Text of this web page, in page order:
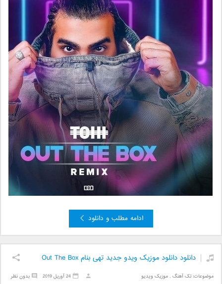
ادامه مطلب و دانلود
دانلود دانلود موزیک ویدو جدید تهی بنام Out The Box
موضوعات:تک آهنگ ,موزیک ویدیو بدون نظر 24 آوریل 2019